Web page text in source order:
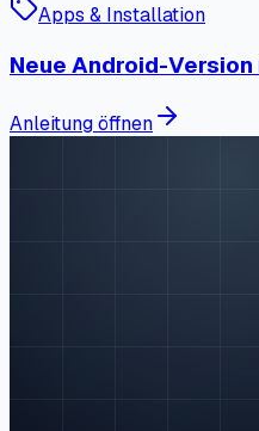
Apps & Installation
Neue Android-
Anleitung öffnen